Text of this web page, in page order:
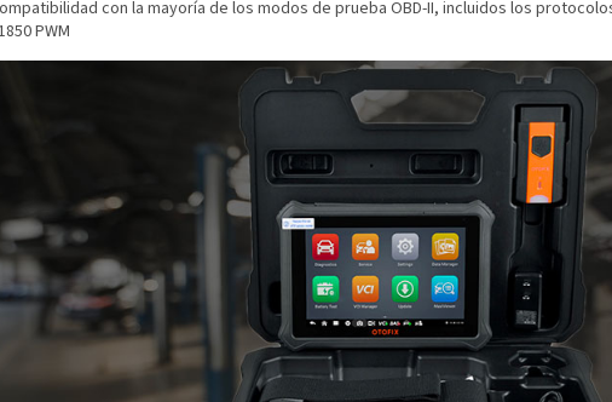
con la mayoría de los modos de prueba OBD-II, incluidos los protocolos
PWM